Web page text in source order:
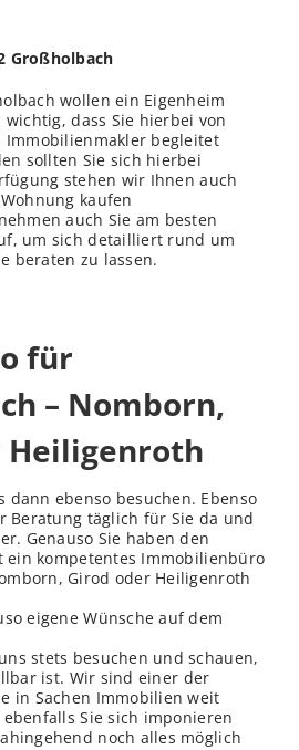
Großholbach
wollen ein Eigenheim
dass Sie hierbei von
begleitet
sollten Sie sich hierbei
stehen wir Ihnen auch
kaufen
auch Sie am besten
um sich detailliert rund um
beraten zu lassen.
für
– Nomborn,
Heiligenroth
dann ebenso besuchen. Ebenso
Beratung täglich für Sie da und
Genauso Sie haben den
ein kompetentes Immobilienbüro
Girod oder Heiligenroth
eigene Wünsche auf dem
stets besuchen und schauen,
ist. Wir sind einer der
in Sachen Immobilien weit
Sie sich imponieren
noch alles möglich